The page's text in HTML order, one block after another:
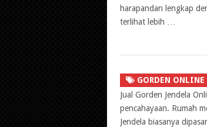
harapandan lengkap
terlihat lebih …
GORDEN ONLINE
Jual Gorden Jendela
pencahayaan. Rumah
Jendela biasanya